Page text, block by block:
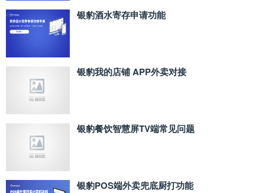
银豹酒水寄存申请功能
银豹我的店铺 APP外卖对接
银豹餐饮智慧屏TV端常见问题
银豹POS端外卖兜底厨打功能